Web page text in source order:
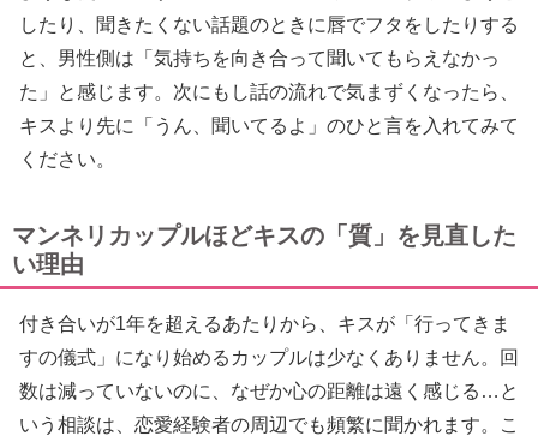
したり、聞きたくない話題のときに唇でフタをしたりする
と、男性側は「気持ちを向き合って聞いてもらえなかっ
た」と感じます。次にもし話の流れで気まずくなったら、
キスより先に「うん、聞いてるよ」のひと言を入れてみて
ください。
マンネリカップルほどキスの「質」を見直した
い理由
付き合いが1年を超えるあたりから、キスが「行ってきま
すの儀式」になり始めるカップルは少なくありません。回
数は減っていないのに、なぜか心の距離は遠く感じる…と
いう相談は、恋愛経験者の周辺でも頻繁に聞かれます。こ